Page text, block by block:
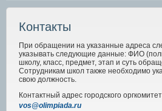
Контакты
При обращении на указанные адреса
указывать следующие данные: ФИО
школу, класс, предмет, этап и суть
Сотрудникам школ также необходимо
свою должность.
Контактный адрес городского
vos@olimpiada.ru